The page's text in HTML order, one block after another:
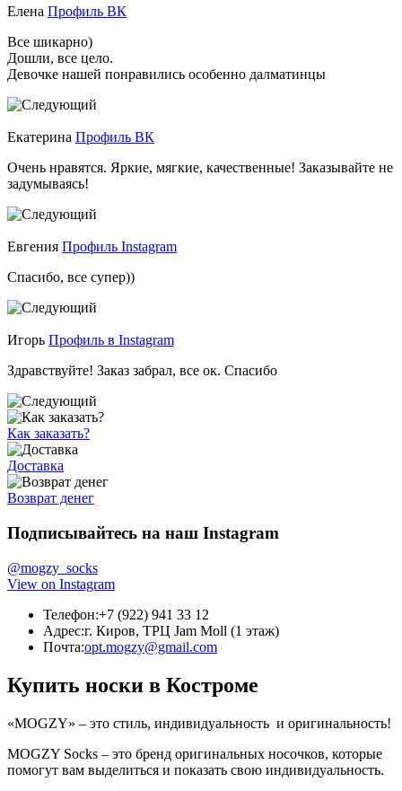
Елена Профиль ВК
Все шикарно)
Дошли, все цело.
Девочке нашей понравились особенно далматинцы
Екатерина Профиль ВК
Очень нравятся. Яркие, мягкие, качественные! Заказывайте не
задумываясь!
Евгения Профиль Instagram
Спасибо, все супер))
Игорь Профиль в Instagram
Здравствуйте! Заказ забрал, все ок. Спасибо
Как заказать?
Доставка
Возврат денег
Подписывайтесь на наш Instagram
@mogzy_socks
View on Instagram
Телефон:+7 (922) 941 33 12
Адрес:г. Киров, ТРЦ Jam Moll (1 этаж)
Почта:opt.mogzy@gmail.com
Купить носки в Костроме
«MOGZY» – это стиль, индивидуальность и оригинальность!
MOGZY Socks – это бренд оригинальных носочков, которые
помогут вам выделиться и показать свою индивидуальность.